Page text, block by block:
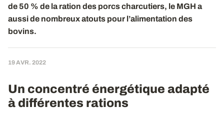
de 50 % de la ration des porcs charcutiers, le MGH a
aussi de nombreux atouts pour l’alimentation des
bovins.
19 AVR. 2022
Un concentré énergétique adapté
à différentes rations